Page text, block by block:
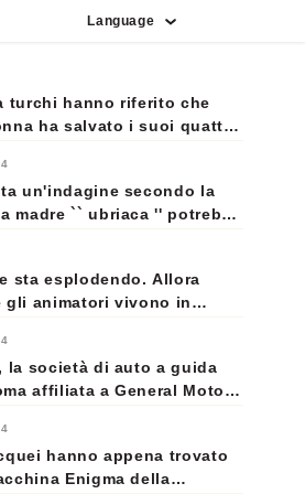
Language
turchi hanno riferito che
ha salvato i suoi quattro
mercoledì 24 febbraio,
dalla finestra, e nessuno
rimasto ferito.
un'indagine secondo la
madre `` ubriaca '' potrebbe
il bambino dalla carrozzina
lo spingeva su una rampa
sta esplodendo. Allora
gli animatori vivono in
giapponesi che il mondo
in modo
possono guadagnare
la società di auto a guida
affiliata a General Motors
senza conducente,
guidatore umano al
a San Francisco. L'azienda
hanno appena trovato
Enigma della